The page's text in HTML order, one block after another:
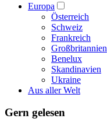
Europa
Österreich
Schweiz
Frankreich
Großbritannien
Benelux
Skandinavien
Ukraine
Aus aller Welt
Gern gelesen